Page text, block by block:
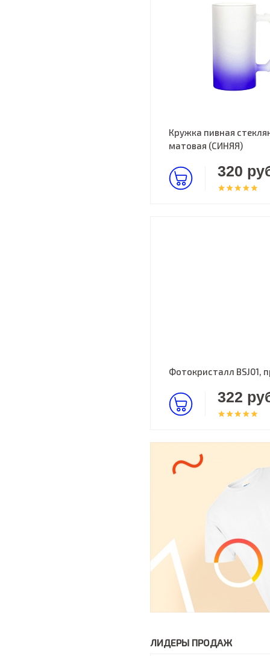
Кружка пивная
матовая (СИНЯЯ)
320
Фотокристалл BSJ01,
322
ЛИДЕРЫ ПРОДАЖ